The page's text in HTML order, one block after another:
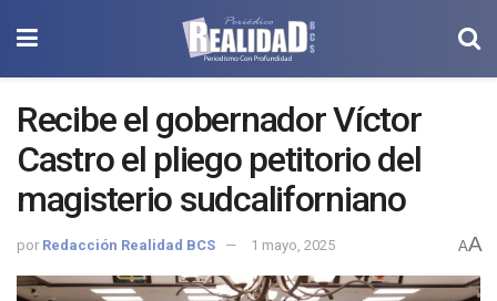
Recibe el gobernador Víctor
Castro el pliego petitorio del
magisterio sudcaliforniano
por Redacción Realidad BCS 1 mayo, 2025 AA